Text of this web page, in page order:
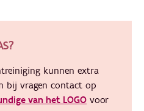
kunnen extra
bij vragen contact op
van het LOGO voor